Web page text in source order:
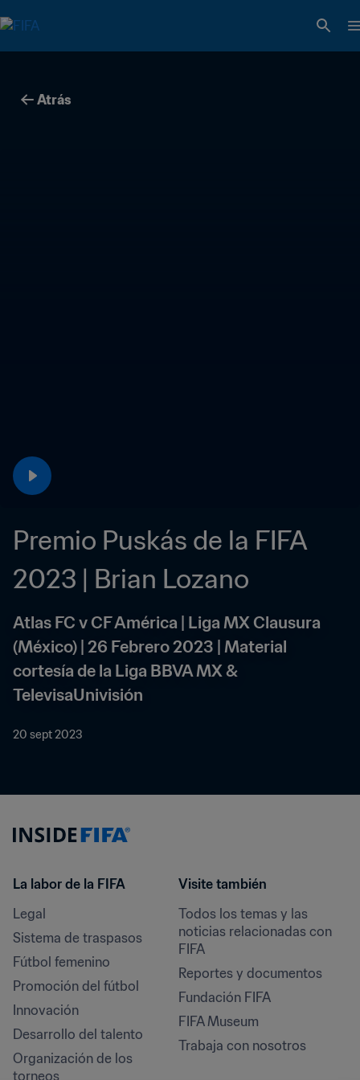
Atrás
Premio Puskás de la FIFA
2023 | Brian Lozano
Atlas FC v CF América | Liga MX Clausura
(México) | 26 Febrero 2023 | Material
cortesía de la Liga BBVA MX &
TelevisaUnivisión
20 sept 2023
La labor de la FIFA
Legal
Sistema de traspasos
Fútbol femenino
Promoción del fútbol
Innovación
Desarrollo del talento
Organización de los
torneos
Visite también
Todos los temas y las
noticias relacionadas con
FIFA
Reportes y documentos
Fundación FIFA
FIFA Museum
Trabaja con nosotros